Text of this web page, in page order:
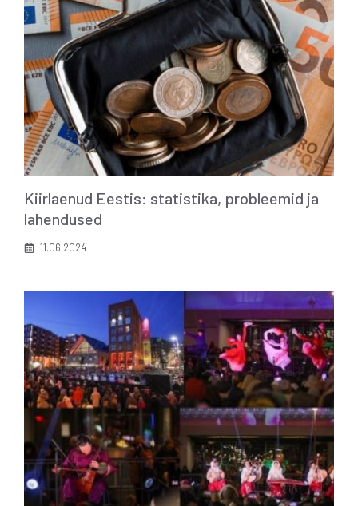
Kiirlaenud Eestis: statistika, probleemid ja
lahendused
11.06.2024